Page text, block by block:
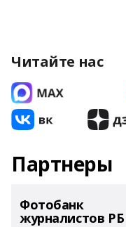
Читайте нас
Партнеры
Фотобанк
журналистов РБ